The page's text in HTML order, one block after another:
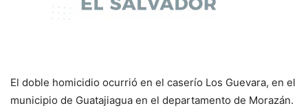
El doble homicidio ocurrió en el caserío Los Guevara, en el
municipio de Guatajiagua en el departamento de Morazán.